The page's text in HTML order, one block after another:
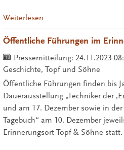
Weiterlesen
Öffentliche Führungen im
Pressemitteilung: 24.11.2023
Geschichte, Topf und Söhne
Öffentliche Führungen finden bis
Dauerausstellung „Techniker der
und am 17. Dezember sowie in
Tagebuch“ am 10. Dezember
Erinnerungsort Topf & Söhne statt.